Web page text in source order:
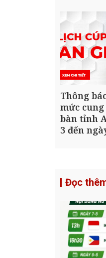
Thông
mức
bàn tỉnh
3 đến
Đọc